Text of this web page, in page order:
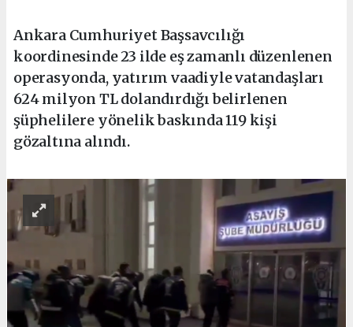
Ankara Cumhuriyet Başsavcılığı
koordinesinde 23 ilde eş zamanlı düzenlenen
operasyonda, yatırım vaadiyle vatandaşları
624 milyon TL dolandırdığı belirlenen
şüphelilere yönelik baskında 119 kişi
gözaltına alındı.